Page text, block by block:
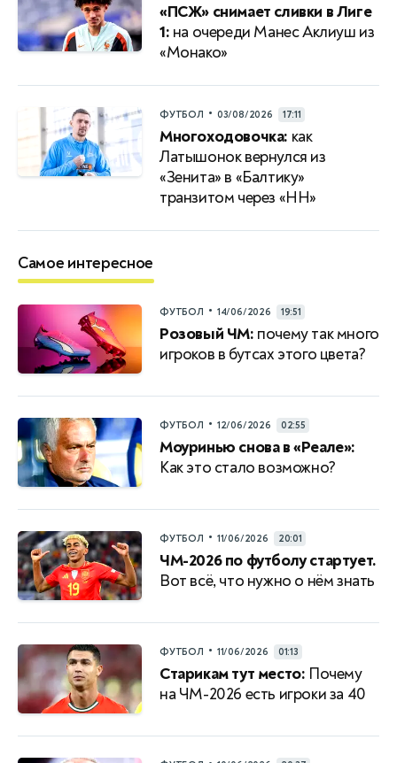
«ПСЖ» снимает сливки в Лиге
1: на очереди Манес Аклиуш из
«Монако»
ФУТБОЛ • 03/08/2026 17:11
Многоходовочка: как
Латышонок вернулся из
«Зенита» в «Балтику»
транзитом через «НН»
Самое интересное
ФУТБОЛ • 14/06/2026 19:51
Розовый ЧМ: почему так много
игроков в бутсах этого цвета?
ФУТБОЛ • 12/06/2026 02:55
Моуринью снова в «Реале»:
Как это стало возможно?
ФУТБОЛ • 11/06/2026 20:01
ЧМ-2026 по футболу стартует.
Вот всё, что нужно о нём знать
ФУТБОЛ • 11/06/2026 01:13
Старикам тут место: Почему
на ЧМ-2026 есть игроки за 40